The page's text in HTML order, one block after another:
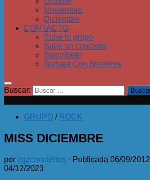
Noviembre
Diciembre
CONTACTO
Sube tu grupo
Sube un concierto
Suscríbete
Trabaja Con Nosotros
Buscar:
GRUPO / ROCK
MISS DICIEMBRE
por zgzconciertos · Publicada 06/09/2012
04/12/2023